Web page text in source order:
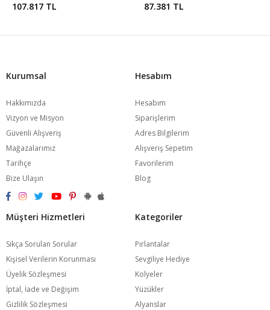
107.817 TL 87.381 TL
Kurumsal
Hakkımızda
Vizyon ve Misyon
Güvenli Alışveriş
Mağazalarımız
Tarihçe
Bize Ulaşın
Hesabım
Hesabım
Siparişlerim
Adres Bilgilerim
Alışveriş Sepetim
Favorilerim
Blog
Müşteri Hizmetleri
Sıkça Sorulan Sorular
Kişisel Verilerin Korunması
Üyelik Sözleşmesi
İptal, İade ve Değişim
Gizlilik Sözleşmesi
Kategoriler
Pırlantalar
Sevgiliye Hediye
Kolyeler
Yüzükler
Alyanslar